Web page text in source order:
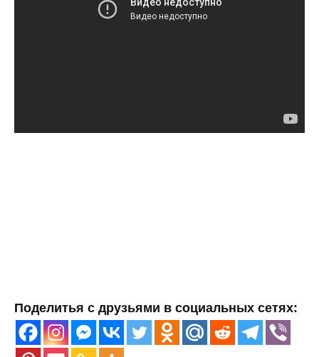
Поделитья с друзьями в социальных сетях: